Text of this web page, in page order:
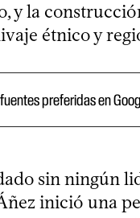
y la
étnico y
preferidas en
sin ningún
inició una